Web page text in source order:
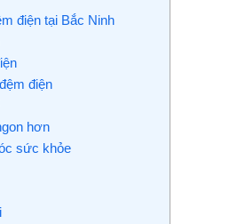
điện tại Bắc Ninh
điện
hơn
sức khỏe